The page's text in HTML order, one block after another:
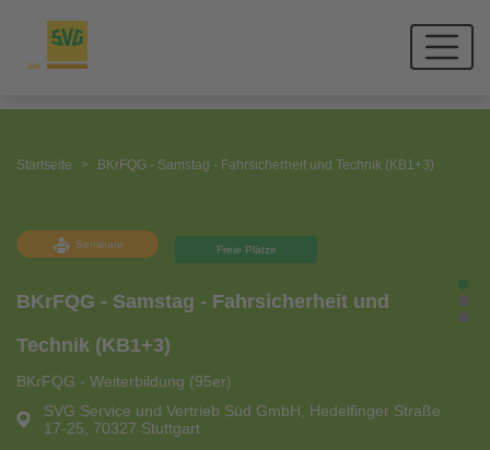
Startseite BKrFQG - Samstag - Fahrsicherheit und Technik (KB1+3)
Seminare Freie Plätze
BKrFQG - Samstag - Fahrsicherheit und
Technik (KB1+3)
BKrFQG - Weiterbildung (95er)
SVG Service und Vertrieb Süd GmbH, Hedelfinger Straße
17-25, 70327 Stuttgart